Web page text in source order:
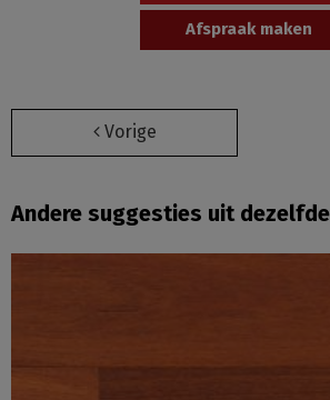
Afspraak maken
Vorige
Andere suggesties uit